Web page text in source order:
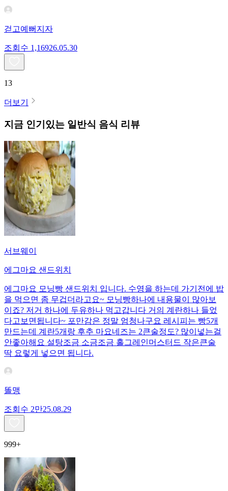
걷고예뻐지자
조회수 1,16926.05.30
13
더보기
지금 인기있는 일반식 음식 리뷰
서브웨이
에그마요 샌드위치
에그마요 모닝빵 샌드위치 입니다. 수영을 하는데 가기전에 밥
을 먹으면 좀 무겁더라고요~ 모닝빵하나에 내용물이 많아보
이죠? 저거 하나에 두유하나 먹고갑니다 거의 계란하나 들었
다고보면됩니다~ 포만감은 정말 엄청나구요 레시피는 빵5개
만드는데 계란5개랑 후추 마요네즈는 2큰술정도? 많이넣는걸
안좋아해요 설탕조금 소금조금 홀그레인머스터드 작은큰술
딱 요렇게 넣으면 됩니다.
똘맹
조회수 2만25.08.29
999+